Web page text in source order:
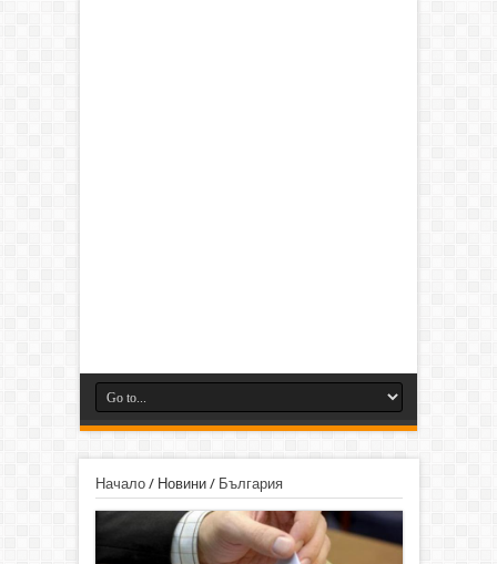
Начало/ Новини/ България